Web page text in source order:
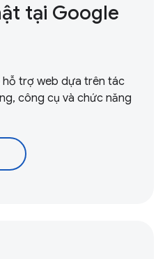
tại Google
hỗ trợ web dựa trên tác
công cụ và chức năng